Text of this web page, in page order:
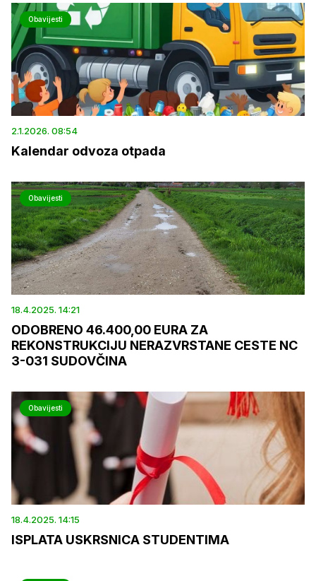
Obavijesti
2.1.2026. 08:54
Kalendar odvoza otpada
Obavijesti
18.4.2025. 14:21
ODOBRENO 46.400,00 EURA ZA
REKONSTRUKCIJU NERAZVRSTANE CESTE NC
3-031 SUDOVČINA
Obavijesti
18.4.2025. 14:15
ISPLATA USKRSNICA STUDENTIMA